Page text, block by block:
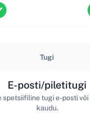
Tugi
E-posti/piletitugi
spetsiifiline tugi e-posti
kaudu.